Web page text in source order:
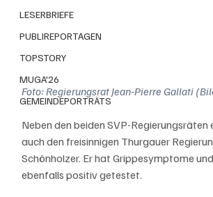
LESERBRIEFE
PUBLIREPORTAGEN
TOPSTORY
MUGA'26
GEMEINDEPORTRÄTS
Foto: Regierungsrat Jean-Pierre Gallati
Neben den beiden SVP-Regierungsräten
auch den freisinnigen Thurgauer
Schönholzer. Er hat Grippesymptome
ebenfalls positiv getestet.